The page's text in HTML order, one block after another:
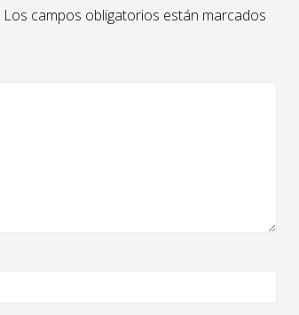
Los campos obligatorios están marcados